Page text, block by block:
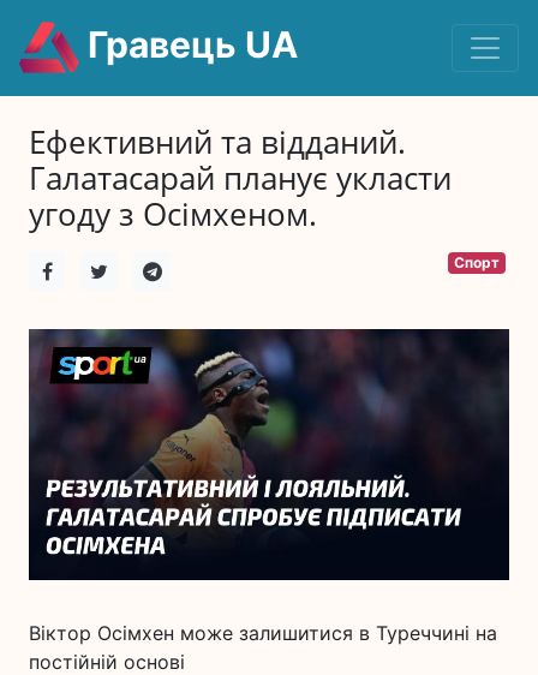
Гравець UA
Ефективний та відданий.
Галатасарай планує укласти
угоду з Осімхеном.
Спорт
Віктор Осімхен може залишитися в Туреччині на
постійній основі